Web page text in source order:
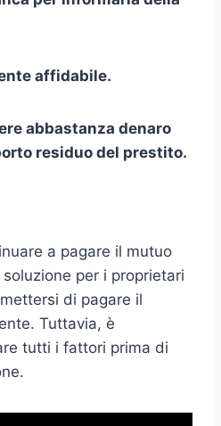
affidabile.
abbastanza denaro
residuo del prestito.
a pagare il mutuo
soluzione per i proprietari
di pagare il
Tuttavia, è
tutti i fattori prima di